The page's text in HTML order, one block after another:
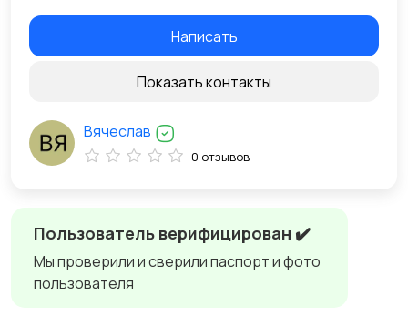
Пользователь верифицирован ✔️
Мы проверили и сверили паспорт и фото
пользователя
Написать
Показать контакты
Вячеслав
0 отзывов